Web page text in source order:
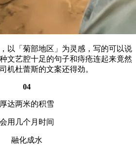
以「菊部地区」为灵感，写的可以说
文艺腔十足的句子和痔疮连起来竟然
机杜蕾斯的文案还得劲。
04
厚达两米的积雪
会用几个月时间
融化成水